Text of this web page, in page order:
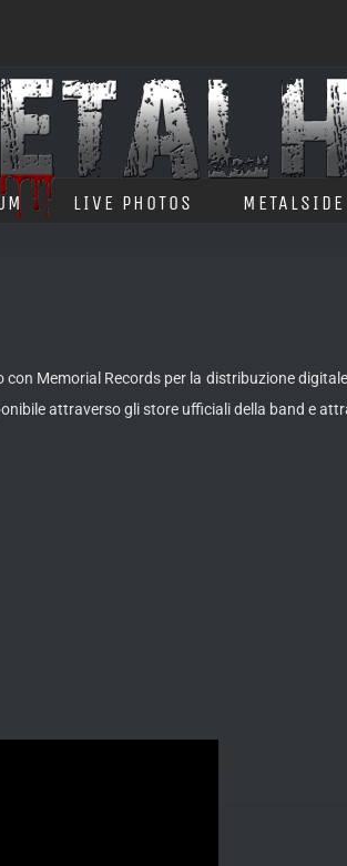
LIVE PHOTOS METALSIDE
Memorial Records per la distribuzione
attraverso gli store ufficiali della band e